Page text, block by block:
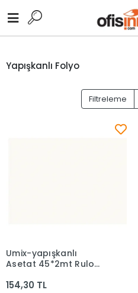
Yapışkanlı Folyo
Filtreleme
Sepete Ekle
Umix-yapışkanlı
Asetat 45*2mt Rulo
154,30 TL